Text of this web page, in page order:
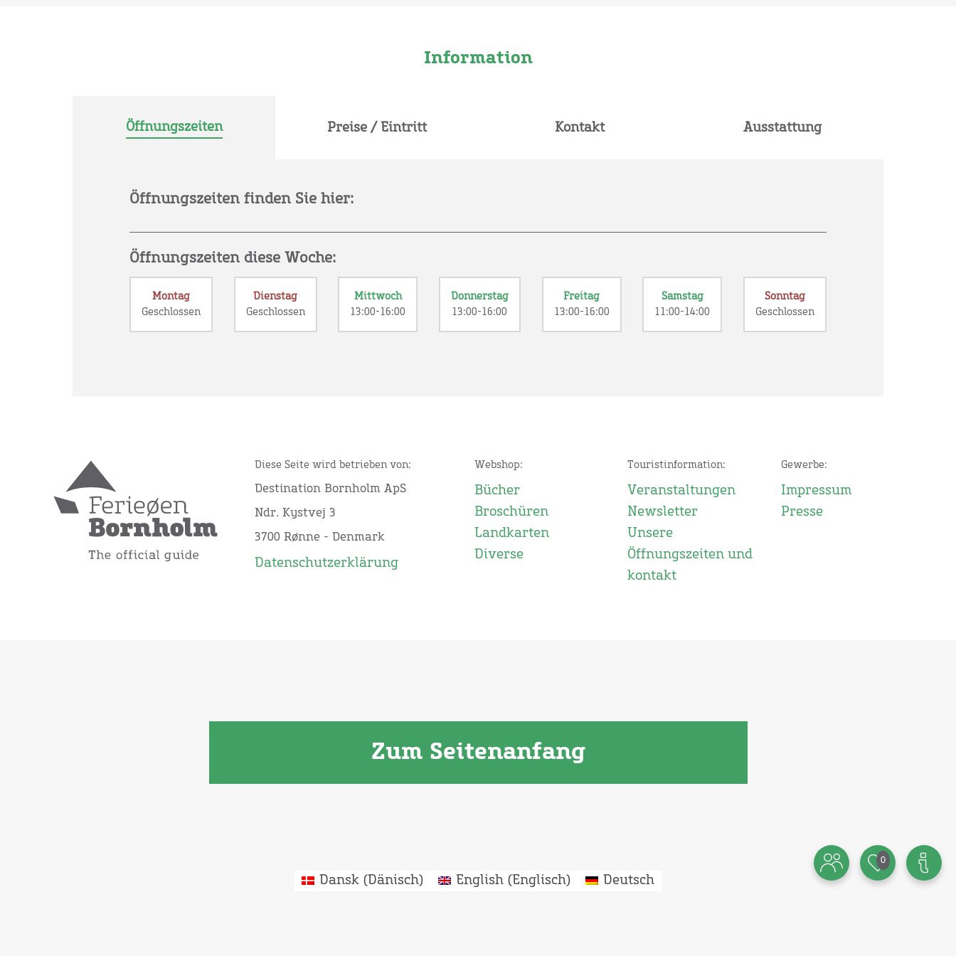
Information
Öffnungszeiten Preise / Eintritt Kontakt Ausstattung
Öffnungszeiten finden Sie hier:
Öffnungszeiten diese Woche:
Montag
Geschlossen
Dienstag
Geschlossen
Mittwoch
13:00-16:00
Donnerstag
13:00-16:00
Freitag
13:00-16:00
Samstag
11:00-14:00
Sonntag
Geschlossen
Diese Seite wird betrieben von:
Destination Bornholm ApS
Ndr. Kystvej 3
3700 Rønne - Denmark
Datenschutzerklärung
Webshop:
Bücher
Broschüren
Landkarten
Diverse
Touristinformation:
Veranstaltungen
Newsletter
Unsere
Öffnungszeiten und
kontakt
Gewerbe:
Impressum
Presse
Zum Seitenanfang
0
Dansk( Dänisch) English ( Englisch) Deutsch